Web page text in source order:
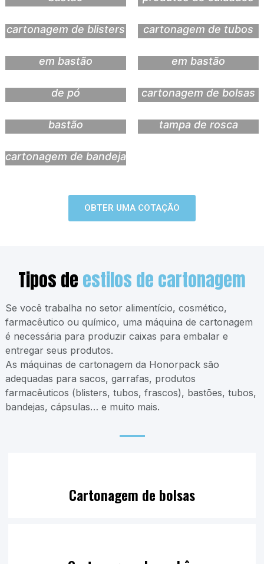
cartonagem de blisters
cartonagem de tubos
em bastão
em bastão
de pó
cartonagem de bolsas
Cartonagem da
bastão
cartonagem de
tampa de rosca
cartonagem de bandeja
OBTER UMA COTAÇÃO
Tipos de estilos de cartonagem
Se você trabalha no setor alimentício, cosmético,
farmacêutico ou químico, uma máquina de cartonagem
é necessária para produzir caixas para embalar e
entregar seus produtos.
As máquinas de cartonagem da Honorpack são
adequadas para sacos, garrafas, produtos
farmacêuticos (blisters, tubos, frascos), bastões, tubos,
bandejas, cápsulas… e muito mais.
Cartonagem de bolsas